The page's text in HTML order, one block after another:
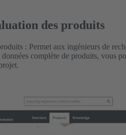
des produits
: Permet aux ingénieurs de
complète de produits, vous